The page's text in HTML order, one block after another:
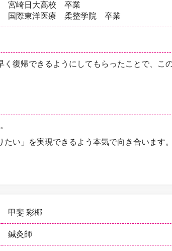
宮崎日大高校 卒業
国際東洋医療 柔整学院 卒業
復帰できるようにしてもらったことで、こ
い」を実現できるよう本気で向き合います
甲斐 彩椰
鍼灸師